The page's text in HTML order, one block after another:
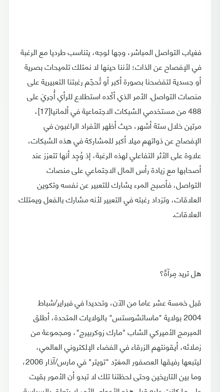
فغياب التواصل المباشر، وجها لوجه، يتناسب طرديا مع الرغبة
في الإفصاح عن الذات؛ لأننا حينها لا نمتلك تلميحات بصرية
أو جسدية لتفضحنا بصورة أكبر أو تُحجّم رغبتنا التعبيرية على
منصات التواصل. الأمر الذي أكّده استطلاع للرأي أُجريَ على
488 من مستخدمي الشبكات الاجتماعية في ألمانيا[17]،
مرتين خلال ستة أشهر، حيث أظهر الأفراد الراغبون في
الإفصاح عن ذواتهم ميلا أكبر للمشاركة في هذه الشبكات،
علاوة على الأثر التفاعلي لهذه الرغبة، إذ وُجِد أنها تتعزز عند
أصحابها مع زيادة رأس المال الاجتماعي على منصات
التواصل، فأصبح المرء يشارك للتعبير عن نفسه وتكوين
العلاقات، وتزداد رغبته في التعبير لأنه مشارك بالفعل ويمتلك
العلاقات.
هل تريد مِرآةً؟
قبل خمسة عشر عاما من الآن، وتحديدا في فبراير/شباط
2004 بولاية "ماساتشوستس" بالولايات المتحدة، أطلق
المبرمج الأميركي الشاب "مارك زوكربيرج"، ومجموعة من
زملائه، أيقونتهم الزرقاء في الفضاء الإلكتروني العالمي،
ليتبعها رفيقها العصفور المغرّد "تويتر" في مارس/آذار 2006،
وما بين التاريخين وحتى لحظتنا تلك لا تبدو أن الأمور بقيت